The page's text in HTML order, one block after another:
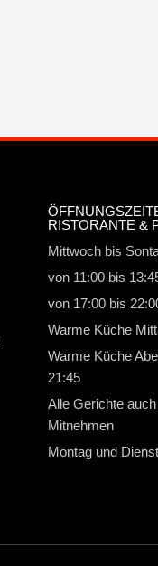
RISTORANTE &
Mittwoch bis
von 11:00 bis
von 17:00 bis
Warme Küche
Warme Küche
21:45
Alle Gerichte
Mitnehmen
Montag und